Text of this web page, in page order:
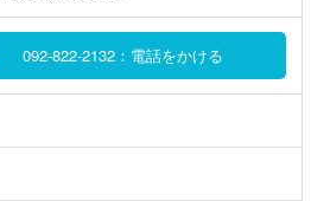
092-822-2132：電話をかける